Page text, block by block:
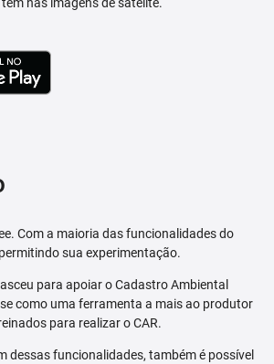
Com a maioria das funcionalidades do
sua experimentação.
para apoiar o Cadastro Ambiental
como uma ferramenta a mais ao produtor
para realizar o CAR.
dessas funcionalidades, também é possível